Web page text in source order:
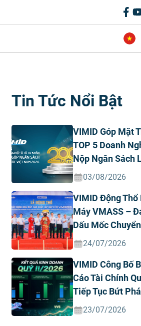
Tin Tức Nổi Bật
VIMID Góp Mặt
TOP 5 Doanh
Nộp Ngân Sách
Nhất Việt Nam
Nhân
03/08/2026
VIMID Động Thổ
Máy VMASS –
Dấu Mốc
Chiến Lược
24/07/2026
VIMID Công Bố
Cáo Tài Chính
Tiếp Tục Bứt
Nhận Doanh Thu
23/07/2026